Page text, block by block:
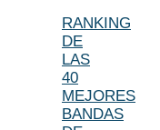
RANKING
DE
LAS
40
MEJORES
BANDAS